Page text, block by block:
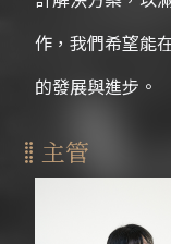
作，我們希望能
的發展與進步。
主管